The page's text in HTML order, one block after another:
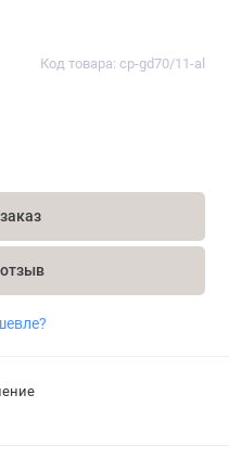
Код товара: cp-gd70/11-al